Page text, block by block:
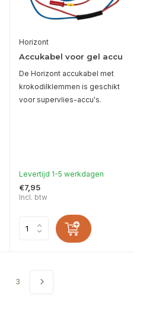
Horizont
Accukabel voor gel accu
De Horizont accukabel met
krokodilklemmen is geschikt
voor supervlies-accu's.
Levertijd 1-5 werkdagen
€7,95
Incl. btw
3